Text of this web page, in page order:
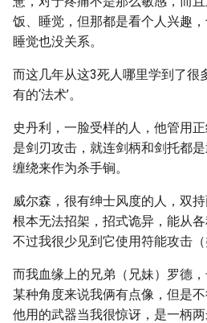
饭、睡觉，但那都是看个人兴趣
睡觉也没关系。
而这几年从这3死人哪里学到了很
有的‘法术’。
史丹利，一脸受样的人，他管用
是剑刃攻击，就连剑柄和剑托都
缠绕来作为杀手锏。
威尔森，很有绅士风度的人，双
根本无法招架，招式诡异，能从
不过我很少见到它使用符能攻击（
而我血缘上的兄弟（兄妹）罗德
某种角度来说我俩有点像，但是不
他用的武器当我很惊讶，是一柄